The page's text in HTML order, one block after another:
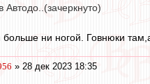
Автодо..(зачеркнуто)
ни ногой. Говнюки
» 28 дек 2023 18:35